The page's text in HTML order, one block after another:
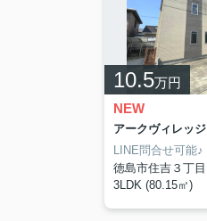
10.5万円
NEW
アークヴィレッジ
徳島市住吉３丁目
3LDK (80.15㎡)